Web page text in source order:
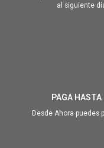
al siguiente
PAGA
Desde Ahora puedes